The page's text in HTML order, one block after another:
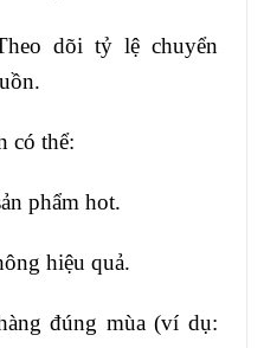
dõi tỷ lệ chuyển
có thể:
phẩm hot.
hiệu quả.
đúng mùa (ví dụ: